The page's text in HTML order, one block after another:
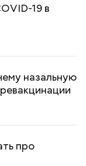
19 в
назальную
про